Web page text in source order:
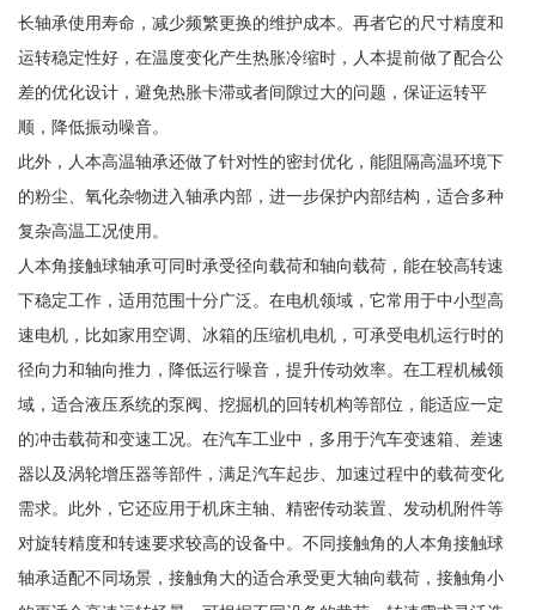
长轴承使用寿命，减少频繁更换的维护成本。再者它的尺寸精度和
运转稳定性好，在温度变化产生热胀冷缩时，人本提前做了配合公
差的优化设计，避免热胀卡滞或者间隙过大的问题，保证运转平
顺，降低振动噪音。
此外，人本高温轴承还做了针对性的密封优化，能阻隔高温环境下
的粉尘、氧化杂物进入轴承内部，进一步保护内部结构，适合多种
复杂高温工况使用。
人本角接触球轴承可同时承受径向载荷和轴向载荷，能在较高转速
下稳定工作，适用范围十分广泛。在电机领域，它常用于中小型高
速电机，比如家用空调、冰箱的压缩机电机，可承受电机运行时的
径向力和轴向推力，降低运行噪音，提升传动效率。在工程机械领
域，适合液压系统的泵阀、挖掘机的回转机构等部位，能适应一定
的冲击载荷和变速工况。在汽车工业中，多用于汽车变速箱、差速
器以及涡轮增压器等部件，满足汽车起步、加速过程中的载荷变化
需求。此外，它还应用于机床主轴、精密传动装置、发动机附件等
对旋转精度和转速要求较高的设备中。不同接触角的人本角接触球
轴承适配不同场景，接触角大的适合承受更大轴向载荷，接触角小